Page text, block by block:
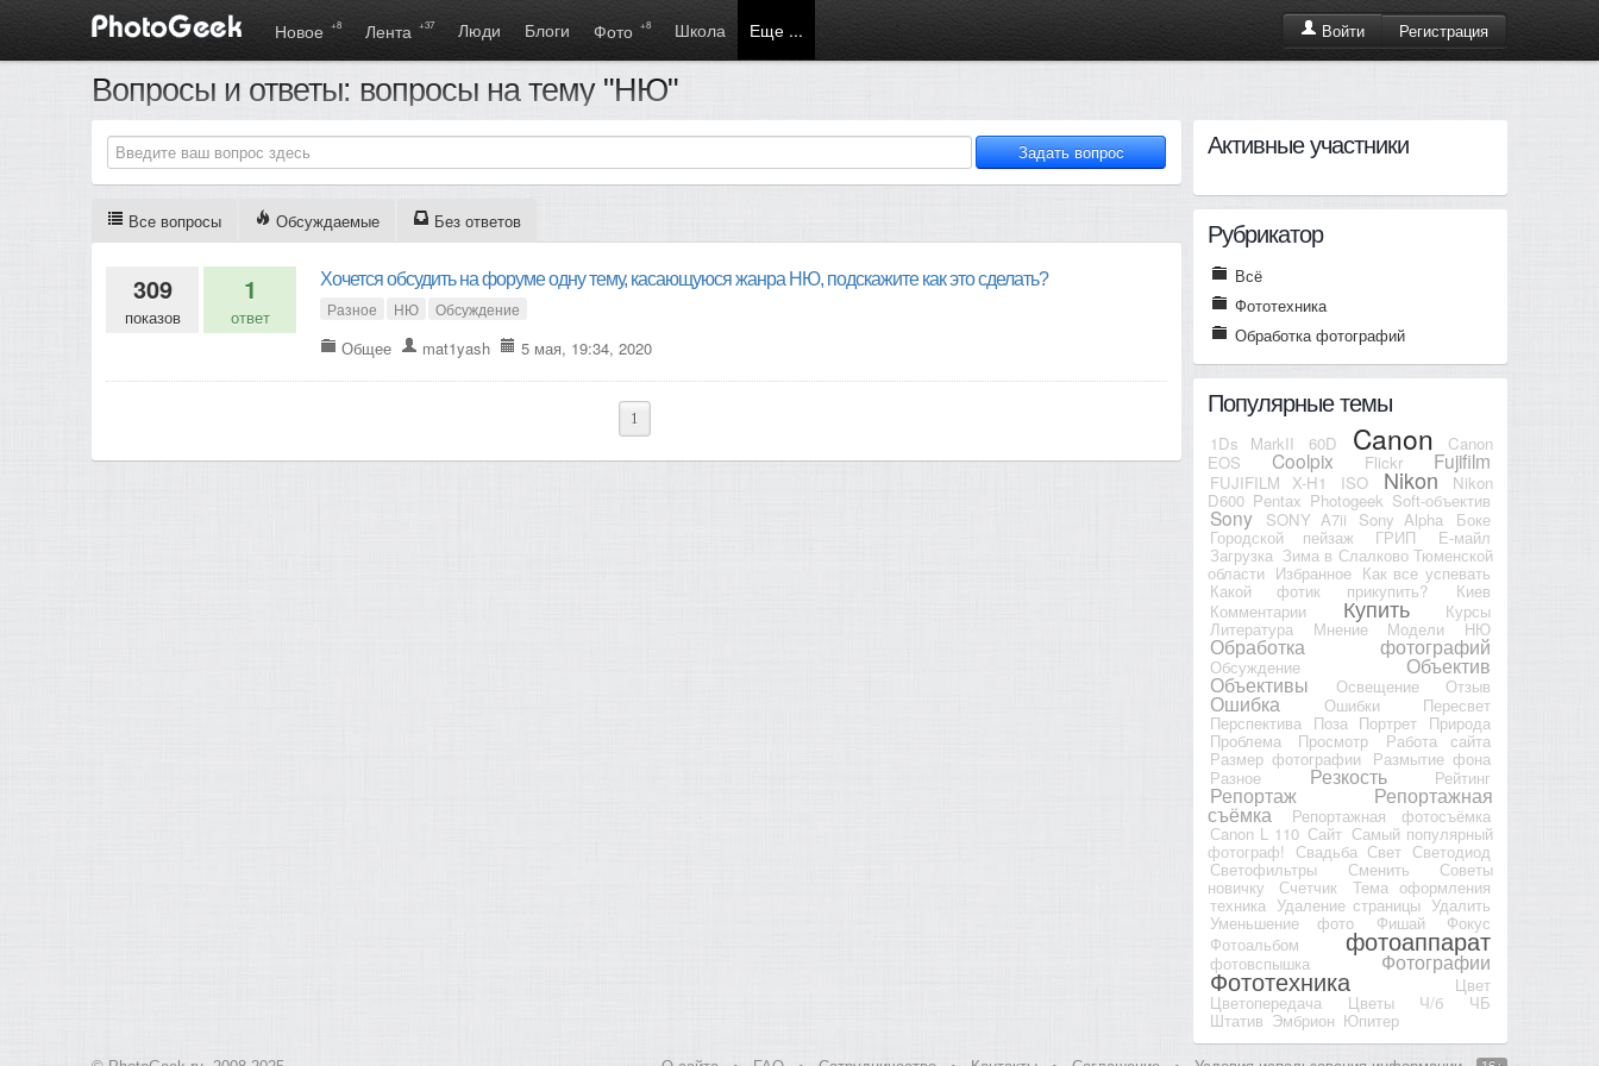
Войти Регистрация
Новое +8 Лента +37 Люди Блоги Фото +8 Школа Еще ...
Вопросы и ответы: вопросы на тему "НЮ"
Все вопросы Обсуждаемые Без ответов
309
показов
1
ответ
Хочется обсудить на форуме одну тему, касающуюся жанра НЮ, подскажите как это сделать?
Разное
НЮ Обсуждение
Общее mat1yash 5 мая, 19:34, 2020
1
Активные участники
Рубрикатор
Всё
Фототехника
Обработка фотографий
Популярные темы
1Ds MarkII 60D Canon
Canon
EOS
Coolpix Flickr Fujifilm
FUJIFILM X-H1 ISO Nikon Nikon
D600 Pentax Photogeek Soft-объектив
Sony SONY A7ii Sony Alpha Боке
Городской пейзаж ГРИП Е-майл
Загрузка Зима в Слалково Тюменской
области Избранное Как все успевать
Какой фотик прикупить?
Киев
Комментарии
Купить Курсы
Литература Мнение Модели НЮ
Обработка фотографий
Обсуждение Объектив
Объективы Освещение Отзыв
Ошибка Ошибки Пересвет
Перспектива Поза Портрет Природа
Проблема Просмотр Работа сайта
Размер фотографии
Размытие фона
Разное
Резкость Рейтинг
Репортаж Репортажная
съёмка Репортажная фотосъёмка
Сanon L 110 Сайт Самый популярный
фотограф! Свадьба Свет Светодиод
Светофильтры Сменить Советы
новичку Счетчик Тема оформления
техника Удаление страницы Удалить
Уменьшение фото Фишай
Фокус
Фотоальбом
фотоаппарат
фотовспышка Фотографии
Фототехника Цвет
Цветопередача Цветы Ч/б ЧБ
Штатив Эмбрион Юпитер